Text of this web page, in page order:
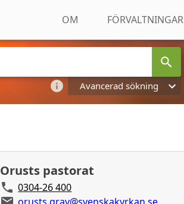
OM FÖRVALTNINGAR
Avancerad sökning
Orusts pastorat
0304-26 400